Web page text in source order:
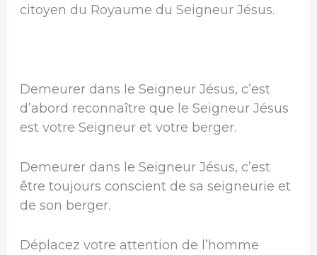
citoyen du Royaume du Seigneur Jésus.
Demeurer dans le Seigneur Jésus, c’est
d’abord reconnaître que le Seigneur Jésus
est votre Seigneur et votre berger.
Demeurer dans le Seigneur Jésus, c’est
être toujours conscient de sa seigneurie et
de son berger.
Déplacez votre attention de l’homme